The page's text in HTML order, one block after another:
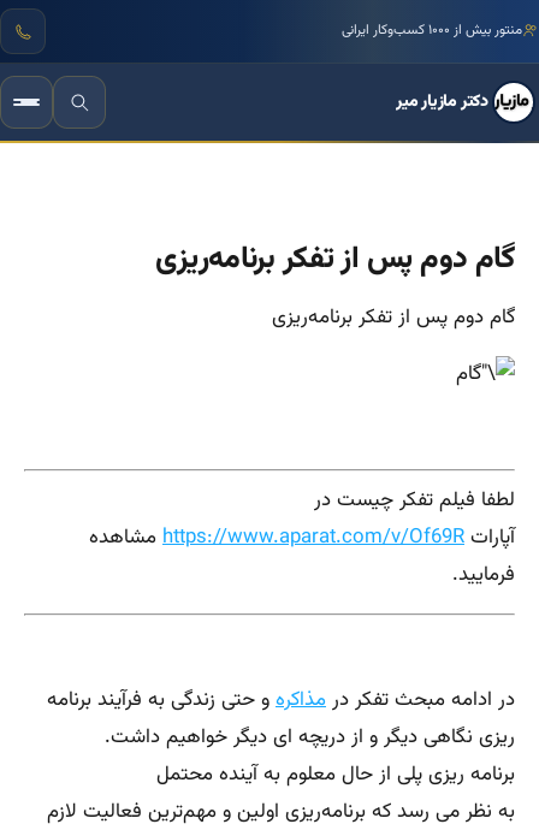
منتور بیش از ۱۰۰۰ کسب‌وکار ایرانی
دکتر مازیار میر
گام دوم پس از تفکر برنامه‌ریزی
گام دوم پس از تفکر برنامه‌ریزی
لطفا فیلم تفکر چیست در
آپاراتhttps://www.aparat.com/v/Of69Rمشاهده
فرمایید.
در ادامه مبحث تفکر درمذاکرهو حتی زندگی به فرآیند برنامه
ریزی نگاهی دیگر و از دریچه ای دیگر خو‌ا‌هیم داشت.
برنامه ریزی پلی از حال معلوم به آینده محتمل
به نظر می رسد که برنامه‌ریزی اولین و مهم‌ترین فعالیت لازم